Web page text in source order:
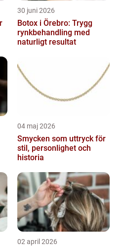
30 juni 2026
Botox i Örebro: Trygg
rynkbehandling med
naturligt resultat
04 maj 2026
Smycken som uttryck för
stil, personlighet och
historia
02 april 2026